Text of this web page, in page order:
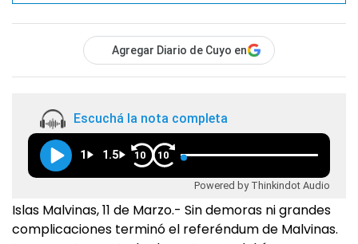
Agregar Diario de Cuyo en
Escuchá la nota completa
1 1.5 10 10
Powered by Thinkindot Audio
Islas Malvinas, 11 de Marzo.- Sin demoras ni grandes
complicaciones terminó el referéndum de Malvinas.